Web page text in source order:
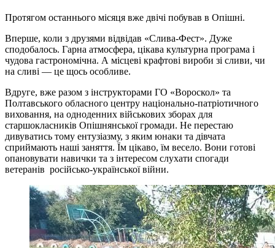
Протягом останнього місяця вже двічі побував в Опішні.
Вперше, коли з друзями відвідав «Слива-Фест». Дуже
сподобалось. Гарна атмосфера, цікава культурна програма і
чудова гастрономічна. А місцеві крафтові вироби зі сливи, чи
на сливі — це щось особливе.
Вдруге, вже разом з інструкторами ГО «Вороскол» та
Полтавського обласного центру національно-патріотичного
виховання, на одноденних військових зборах для
старшокласників Опішнянської громади. Не перестаю
дивуватись тому ентузіазму, з яким юнаки та дівчата
сприймають наші заняття. Їм цікаво, їм весело. Вони готові
опановувати навички та з інтересом слухати спогади
ветеранів російсько-української війни.